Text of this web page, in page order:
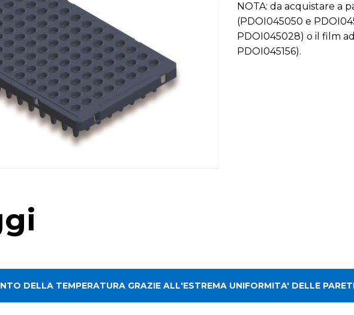
NOTA: da acquistare a
(PDOI045050 e
PDOI045028) o il film
PDOI045156).
DELLA TEMPERATURA GRAZIE ALL'ESTREMA UNIFORMITA' DELLE